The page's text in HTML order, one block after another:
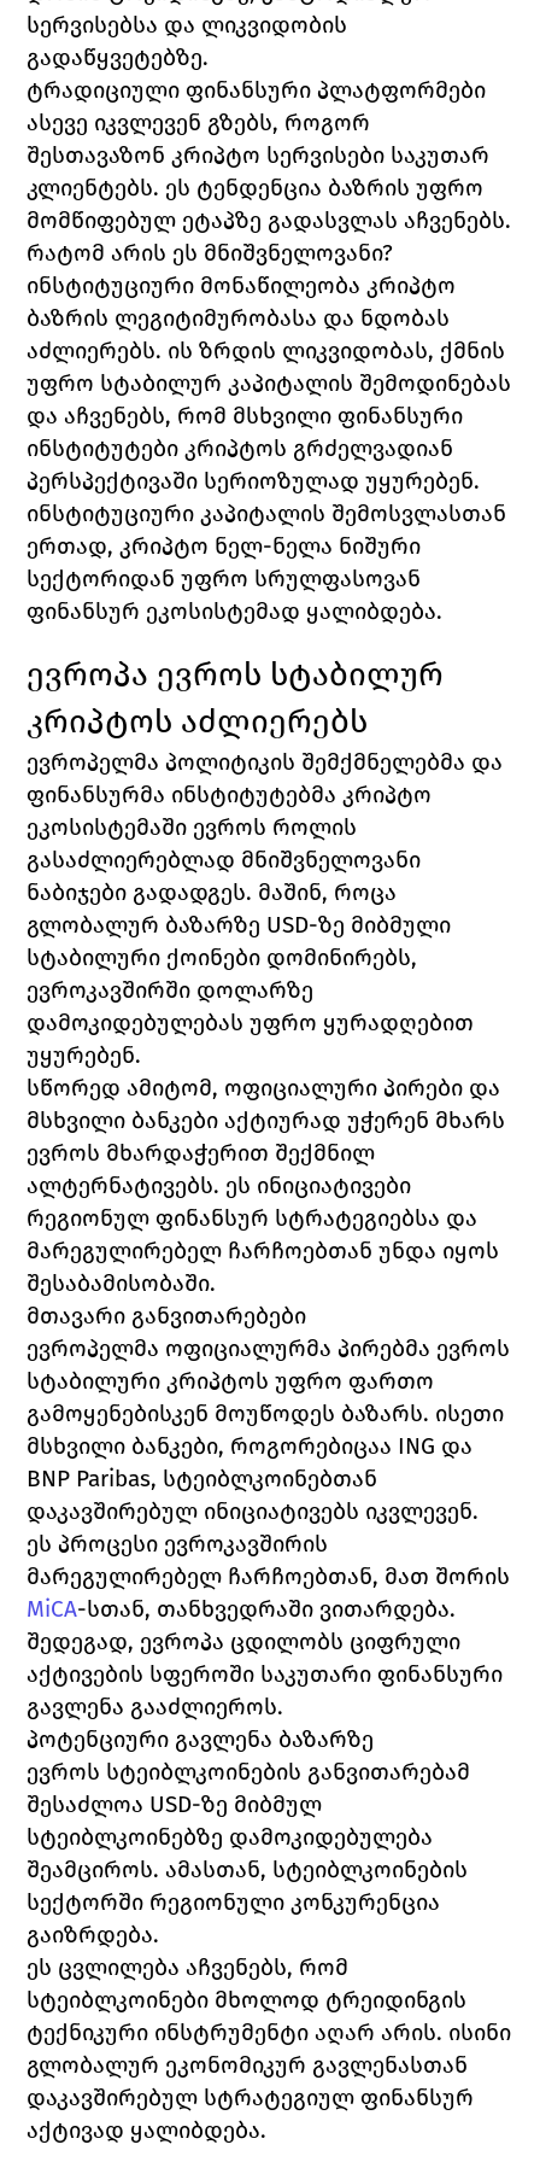
სერვისებსა და ლიკვიდობის
გადაწყვეტებზე.
ტრადიციული ფინანსური პლატფორმები
ასევე იკვლევენ გზებს, როგორ
შესთავაზონ კრიპტო სერვისები საკუთარ
კლიენტებს. ეს ტენდენცია ბაზრის უფრო
მომწიფებულ ეტაპზე გადასვლას აჩვენებს.
რატომ არის ეს მნიშვნელოვანი?
ინსტიტუციური მონაწილეობა კრიპტო
ბაზრის ლეგიტიმურობასა და ნდობას
აძლიერებს. ის ზრდის ლიკვიდობას, ქმნის
უფრო სტაბილურ კაპიტალის შემოდინებას
და აჩვენებს, რომ მსხვილი ფინანსური
ინსტიტუტები კრიპტოს გრძელვადიან
პერსპექტივაში სერიოზულად უყურებენ.
ინსტიტუციური კაპიტალის შემოსვლასთან
ერთად, კრიპტო ნელ-ნელა ნიშური
სექტორიდან უფრო სრულფასოვან
ფინანსურ ეკოსისტემად ყალიბდება.
ევროპა ევროს სტაბილურ
კრიპტოს აძლიერებს
ევროპელმა პოლიტიკის შემქმნელებმა და
ფინანსურმა ინსტიტუტებმა კრიპტო
ეკოსისტემაში ევროს როლის
გასაძლიერებლად მნიშვნელოვანი
ნაბიჯები გადადგეს. მაშინ, როცა
გლობალურ ბაზარზე USD-ზე მიბმული
სტაბილური ქოინები დომინირებს,
ევროკავშირში დოლარზე
დამოკიდებულებას უფრო ყურადღებით
უყურებენ.
სწორედ ამიტომ, ოფიციალური პირები და
მსხვილი ბანკები აქტიურად უჭერენ მხარს
ევროს მხარდაჭერით შექმნილ
ალტერნატივებს. ეს ინიციატივები
რეგიონულ ფინანსურ სტრატეგიებსა და
მარეგულირებელ ჩარჩოებთან უნდა იყოს
შესაბამისობაში.
მთავარი განვითარებები
ევროპელმა ოფიციალურმა პირებმა ევროს
სტაბილური კრიპტოს უფრო ფართო
გამოყენებისკენ მოუწოდეს ბაზარს. ისეთი
მსხვილი ბანკები, როგორებიცაა ING და
BNP Paribas, სტეიბლკოინებთან
დაკავშირებულ ინიციატივებს იკვლევენ.
ეს პროცესი ევროკავშირის
MiCA-სთან, თანხვედრაში ვითარდება.
შედეგად, ევროპა ცდილობს ციფრული
აქტივების სფეროში საკუთარი ფინანსური
გავლენა გააძლიეროს.
პოტენციური გავლენა ბაზარზე
ევროს სტეიბლკოინების განვითარებამ
შესაძლოა USD-ზე მიბმულ
სტეიბლკოინებზე დამოკიდებულება
შეამციროს. ამასთან, სტეიბლკოინების
სექტორში რეგიონული კონკურენცია
გაიზრდება.
ეს ცვლილება აჩვენებს, რომ
სტეიბლკოინები მხოლოდ ტრეიდინგის
ტექნიკური ინსტრუმენტი აღარ არის. ისინი
გლობალურ ეკონომიკურ გავლენასთან
დაკავშირებულ სტრატეგიულ ფინანსურ
აქტივად ყალიბდება.